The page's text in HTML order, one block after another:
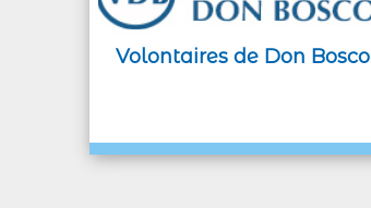
Volontaires de Don Bosco